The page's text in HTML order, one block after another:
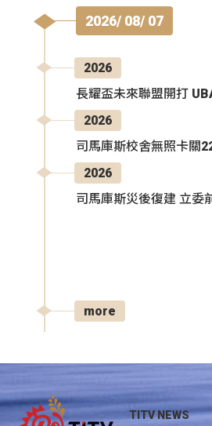
2026/ 08/ 07
2026
長耀盃未來聯盟開打
2026
司馬庫斯校舍無照卡關
2026
司馬庫斯災後復建 立委
more
TITV NEWS